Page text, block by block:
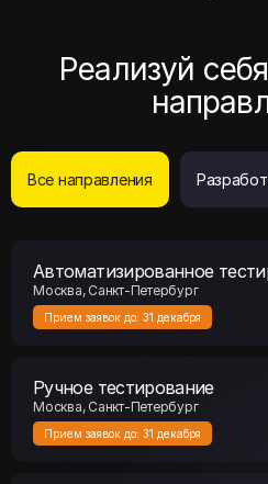
Реализуй
Все направления
Автоматизированное
Москва, Санкт-Петербург
Прием заявок до: 31 декабря
Ручное тестирование
Москва, Санкт-Петербург
Прием заявок до: 31 декабря